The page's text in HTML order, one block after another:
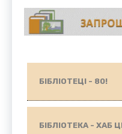
БІБЛІОТЕЦІ - 80!
БІБЛІОТЕКА - ХАБ